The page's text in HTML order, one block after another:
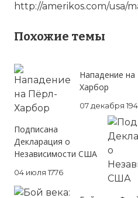
http://amerikos.com/usa/
Похожие темы
Нападение на
Харбор
07 декабря
Подписана
Декларация о
Независимости США
04 июля 1776